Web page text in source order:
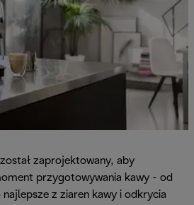
zaprojektowany, aby
przygotowywania kawy - od
z ziaren kawy i odkrycia